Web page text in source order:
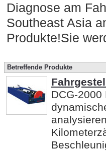
Diagnose am
Southeast Asia
Produkte!Sie
Betreffende Produkte
DCG-